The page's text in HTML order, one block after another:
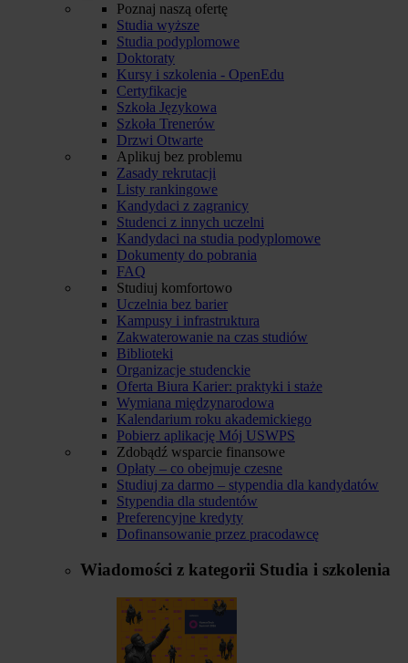
Poznaj naszą ofertę
Studia wyższe
Studia podyplomowe
Doktoraty
Kursy i szkolenia - OpenEdu
Certyfikacje
Szkoła Językowa
Szkoła Trenerów
Drzwi Otwarte
Aplikuj bez problemu
Zasady rekrutacji
Listy rankingowe
Kandydaci z zagranicy
Studenci z innych uczelni
Kandydaci na studia podyplomowe
Dokumenty do pobrania
FAQ
Studiuj komfortowo
Uczelnia bez barier
Kampusy i infrastruktura
Zakwaterowanie na czas studiów
Biblioteki
Organizacje studenckie
Oferta Biura Karier: praktyki i staże
Wymiana międzynarodowa
Kalendarium roku akademickiego
Pobierz aplikację Mój USWPS
Zdobądź wsparcie finansowe
Opłaty – co obejmuje czesne
Studiuj za darmo – stypendia dla kandydatów
Stypendia dla studentów
Preferencyjne kredyty
Dofinansowanie przez pracodawcę
Wiadomości z kategorii Studia i szkolenia